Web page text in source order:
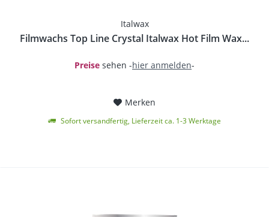
Italwax
Filmwachs Top Line Crystal Italwax Hot Film Wax...
Preise sehen -hier anmelden-
Merken
Sofort versandfertig, Lieferzeit ca. 1-3 Werktage